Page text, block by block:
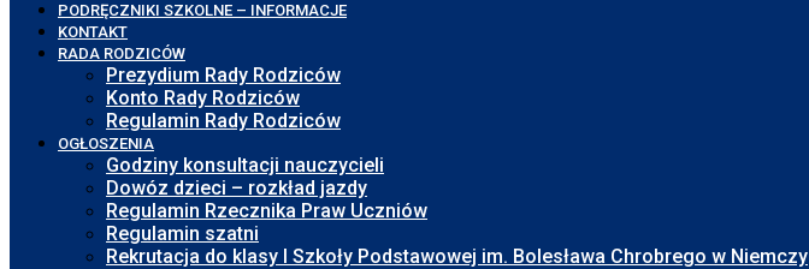
PODRĘCZNIKI SZKOLNE – INFORMACJE
KONTAKT
RADA RODZICÓW
Prezydium Rady Rodziców
Konto Rady Rodziców
Regulamin Rady Rodziców
OGŁOSZENIA
Godziny konsultacji nauczycieli
Dowóz dzieci – rozkład jazdy
Regulamin Rzecznika Praw Uczniów
Regulamin szatni
Rekrutacja do klasy I Szkoły Podstawowej im. Bolesława Chrobrego w Niemczy